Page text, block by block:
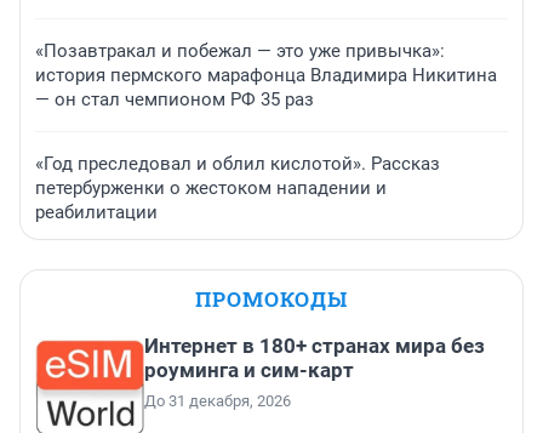
«Позавтракал и побежал — это уже привычка»:
история пермского марафонца Владимира Никитина
— он стал чемпионом РФ 35 раз
«Год преследовал и облил кислотой». Рассказ
петербурженки о жестоком нападении и
реабилитации
ПРОМОКОДЫ
Интернет в 180+ странах мира без
роуминга и сим-карт
До 31 декабря, 2026